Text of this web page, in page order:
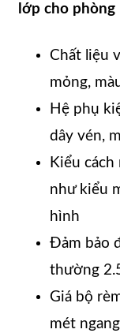
lớp cho phòng
Chất liệu
mỏng,
Hệ phụ
dây vén,
Kiểu
như kiểu
hình
Đảm bảo
thường
Giá bộ
mét